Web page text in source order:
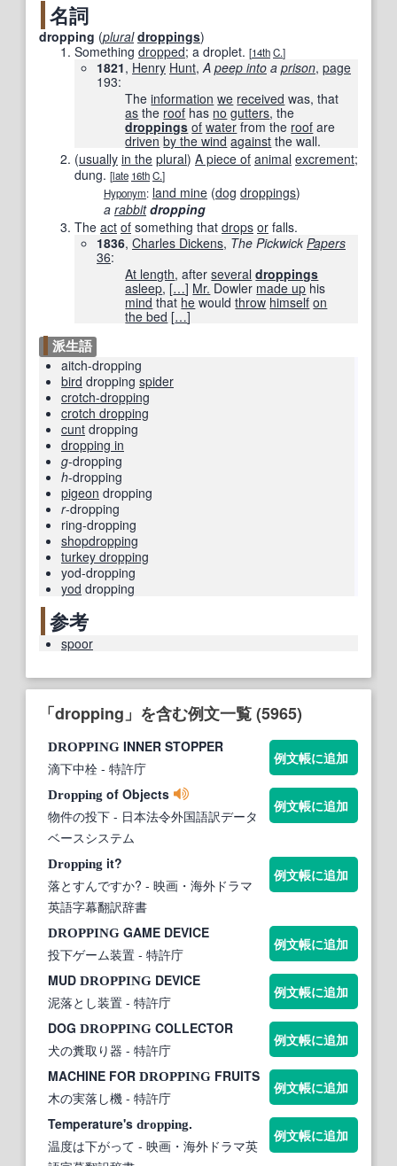
名詞
dropping (plural droppings)
Something dropped; a droplet. [14thC.]
1821, Henry Hunt,A peep into a prison, page
193:
Theinformation we received was, that
as the roof has no gutters, the
droppings of water from the roof are
driven by the wind against the wall.
(usually in the plural) A piece of animal excrement;
dung. [late 16thC.]
Hyponym: land mine (dog droppings)
a rabbit dropping
The act of something that drops or falls.
1836, Charles Dickens, The Pickwick Papers
36:
At length, afterseveral droppings
asleep, […] Mr. Dowler made up his
mind that he wouldthrow himself on
the bed […]
派生語
aitch-dropping
bird dropping spider
crotch-dropping
crotch dropping
cunt dropping
dropping in
g-dropping
h-dropping
pigeon dropping
r-dropping
ring-dropping
shopdropping
turkey dropping
yod-dropping
yod dropping
参考
spoor
「dropping」を含む例文一覧 (5965)
DROPPING INNER STOPPER
滴下中栓 - 特許庁
例文帳に追加
Dropping of Objects
物件の投下 - 日本法令外国語訳データ
ベースシステム
例文帳に追加
Dropping it?
落とすんですか? - 映画・海外ドラマ
英語字幕翻訳辞書
例文帳に追加
DROPPING GAME DEVICE
投下ゲーム装置 - 特許庁
例文帳に追加
MUD DROPPING DEVICE
泥落とし装置 - 特許庁
例文帳に追加
DOG DROPPING COLLECTOR
犬の糞取り器 - 特許庁
例文帳に追加
MACHINE FOR DROPPING FRUITS
木の実落し機 - 特許庁
例文帳に追加
Temperature's dropping.
温度は下がって - 映画・海外ドラマ英
例文帳に追加